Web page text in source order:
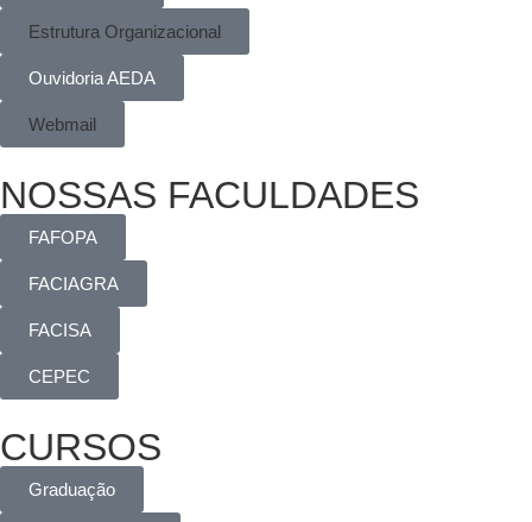
Estrutura Organizacional
Ouvidoria AEDA
Webmail
NOSSAS FACULDADES
FAFOPA
FACIAGRA
FACISA
CEPEC
CURSOS
Graduação